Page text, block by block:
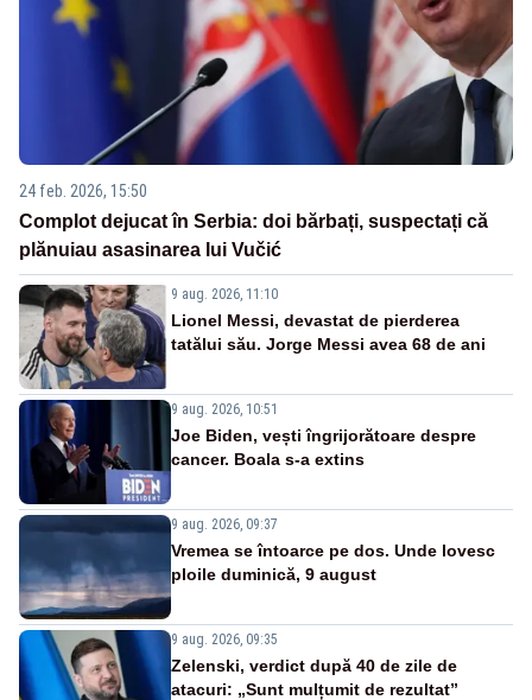
24 feb. 2026, 15:50
Complot dejucat în Serbia: doi bărbați, suspectați că
plănuiau asasinarea lui Vučić
9 aug. 2026, 11:10
Lionel Messi, devastat de pierderea
tatălui său. Jorge Messi avea 68 de ani
9 aug. 2026, 10:51
Joe Biden, vești îngrijorătoare despre
cancer. Boala s-a extins
9 aug. 2026, 09:37
Vremea se întoarce pe dos. Unde lovesc
ploile duminică, 9 august
9 aug. 2026, 09:35
Zelenski, verdict după 40 de zile de
atacuri: „Sunt mulțumit de rezultat”